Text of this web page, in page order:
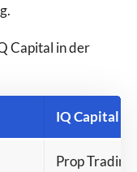
Capital in der
IQ Capital
Prop